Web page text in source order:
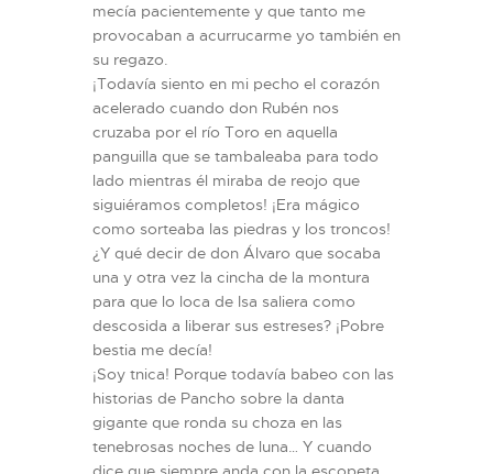
mecía pacientemente y que tanto me
provocaban a acurrucarme yo también en
su regazo.
¡Todavía siento en mi pecho el corazón
acelerado cuando don Rubén nos
cruzaba por el río Toro en aquella
panguilla que se tambaleaba para todo
lado mientras él miraba de reojo que
siguiéramos completos! ¡Era mágico
como sorteaba las piedras y los troncos!
¿Y qué decir de don Álvaro que socaba
una y otra vez la cincha de la montura
para que lo loca de Isa saliera como
descosida a liberar sus estreses? ¡Pobre
bestia me decía!
¡Soy tnica! Porque todavía babeo con las
historias de Pancho sobre la danta
gigante que ronda su choza en las
tenebrosas noches de luna… Y cuando